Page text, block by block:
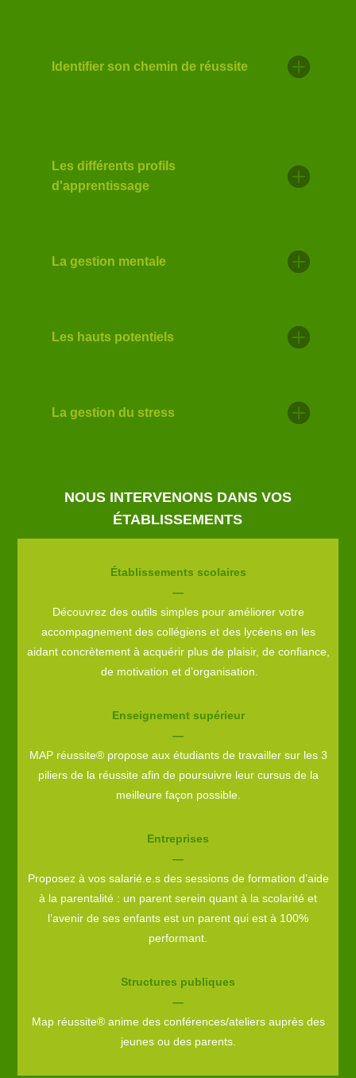
Identifier son chemin de réussite
Les différents profils
d'apprentissage
La gestion mentale
Les hauts potentiels
La gestion du stress
NOUS INTERVENONS DANS VOS
ÉTABLISSEMENTS
Établissements scolaires
—
Découvrez des outils simples pour améliorer votre
accompagnement des collégiens et des lycéens en les
aidant concrètement à acquérir plus de plaisir, de confiance,
de motivation et d’organisation.
Enseignement supérieur
—
MAP réussite® propose aux étudiants de travailler sur les 3
piliers de la réussite afin de poursuivre leur cursus de la
meilleure façon possible.
Entreprises
—
Proposez à vos salarié.e.s des sessions de formation d’aide
à la parentalité : un parent serein quant à la scolarité et
l’avenir de ses enfants est un parent qui est à 100%
performant.
Structures publiques
—
Map réussite® anime des conférences/ateliers auprès des
jeunes ou des parents.